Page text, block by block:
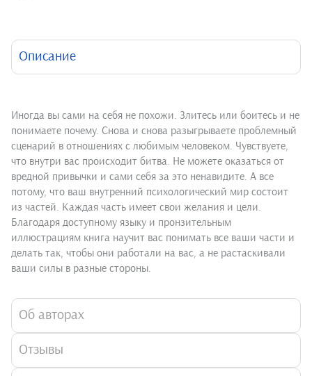
Описание
Иногда вы сами на себя не похожи. Злитесь или боитесь и не
понимаете почему. Снова и снова разыгрываете проблемный
сценарий в отношениях с любимым человеком. Чувствуете,
что внутри вас происходит битва. Не можете оказаться от
вредной привычки и сами себя за это ненавидите. А все
потому, что ваш внутренний психологический мир состоит
из частей. Каждая часть имеет свои желания и цели.
Благодаря доступному языку и пронзительным
иллюстрациям книга научит вас понимать все ваши части и
делать так, чтобы они работали на вас, а не растаскивали
ваши силы в разные стороны.
Об авторах
Отзывы